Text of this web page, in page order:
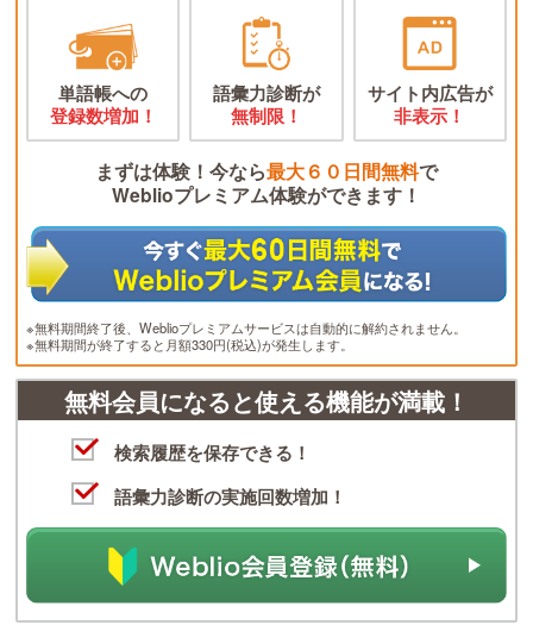
単語帳への
登録数増加！
語彙力診断が
無制限！
サイト内広告が
非表示！
まずは体験！今なら最大６０日間無料で
Weblioプレミアム体験ができます！
※無料期間終了後、Weblioプレミアムサービスは自動的に解約されません。
※無料期間が終了すると月額330円(税込)が発生します。
無料会員になると使える機能が満載！
検索履歴を保存できる！
語彙力診断の実施回数増加！